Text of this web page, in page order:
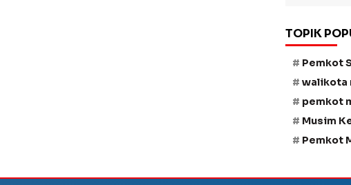
TOPIK
Pemkot
walikota
pemkot
Musim
Pemkot